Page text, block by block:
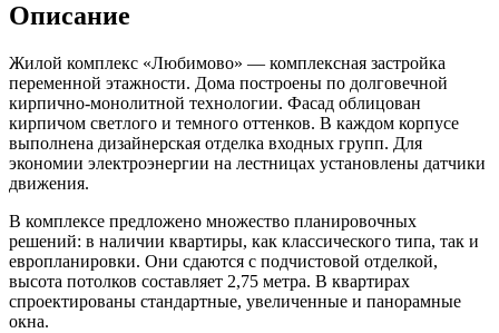
Описание
Жилой комплекс «Любимово» — комплексная застройка
переменной этажности. Дома построены по долговечной
кирпично-монолитной технологии. Фасад облицован
кирпичом светлого и темного оттенков. В каждом корпусе
выполнена дизайнерская отделка входных групп. Для
экономии электроэнергии на лестницах установлены датчики
движения.
В комплексе предложено множество планировочных
решений: в наличии квартиры, как классического типа, так и
европланировки. Они сдаются с подчистовой отделкой,
высота потолков составляет 2,75 метра. В квартирах
спроектированы стандартные, увеличенные и панорамные
окна.